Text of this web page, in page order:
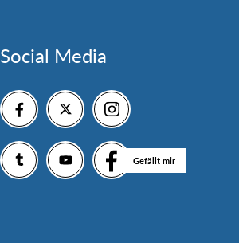
Social Media
Gefällt mir